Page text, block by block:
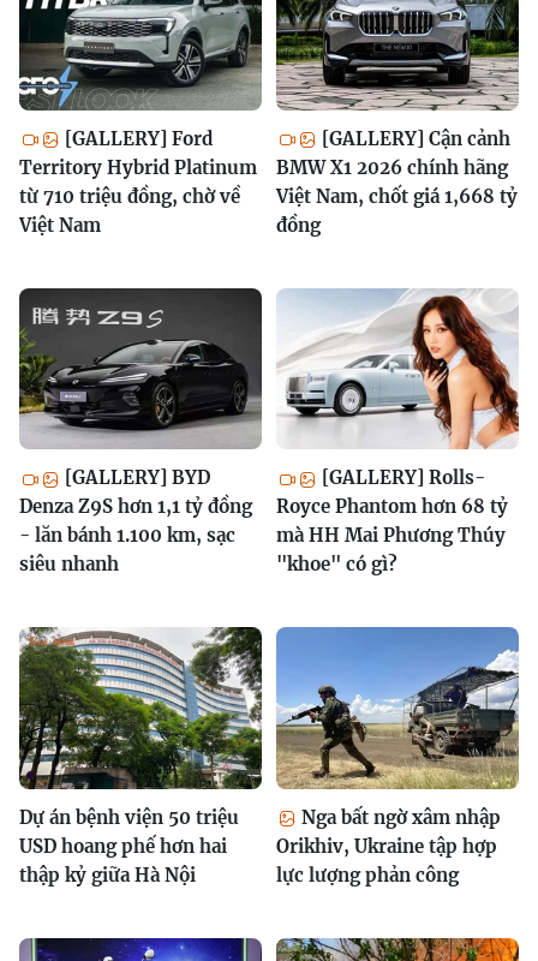
[GALLERY] Ford
Territory Hybrid Platinum
từ 710 triệu đồng, chờ về
Việt Nam
[GALLERY] Cận cảnh
BMW X1 2026 chính hãng
Việt Nam, chốt giá 1,668 tỷ
đồng
[GALLERY] BYD
Denza Z9S hơn 1,1 tỷ đồng
- lăn bánh 1.100 km, sạc
siêu nhanh
[GALLERY] Rolls-
Royce Phantom hơn 68 tỷ
mà HH Mai Phương Thúy
"khoe" có gì?
Dự án bệnh viện 50 triệu
USD hoang phế hơn hai
thập kỷ giữa Hà Nội
Nga bất ngờ xâm nhập
Orikhiv, Ukraine tập hợp
lực lượng phản công